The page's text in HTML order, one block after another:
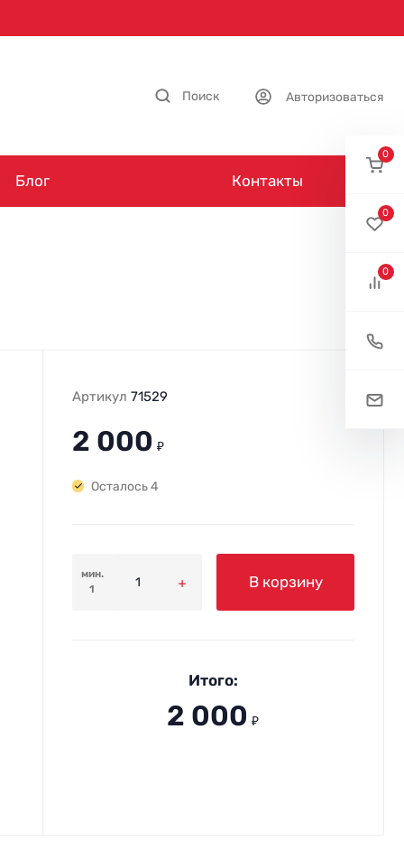
Поиск Авторизоваться
Блог Контакты
Артикул 71529
2 000 ₽
Осталось 4
мин.
1
В корзину
Итого:
2 000 ₽
0
0
0